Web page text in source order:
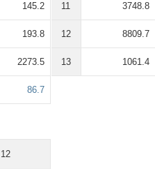
145.2
193.8
2273.5
86.7
11 3748.8
12 8809.7
13 1061.4